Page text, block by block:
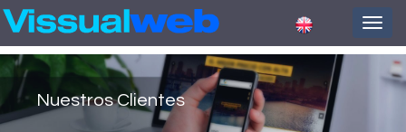
Nuestros Clientes